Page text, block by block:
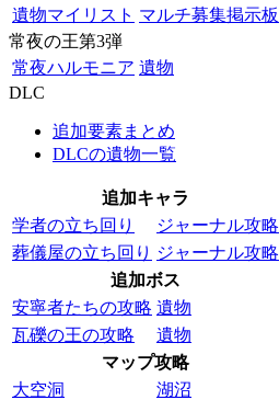
遺物マイリスト マルチ募集掲示板
常夜の王第3弾
常夜ハルモニア 遺物
DLC
追加要素まとめ
DLCの遺物一覧
追加キャラ
学者の立ち回り
ジャーナル攻略
葬儀屋の立ち回り ジャーナル攻略
追加ボス
安寧者たちの攻略 遺物
瓦礫の王の攻略
遺物
マップ攻略
大空洞
湖沼